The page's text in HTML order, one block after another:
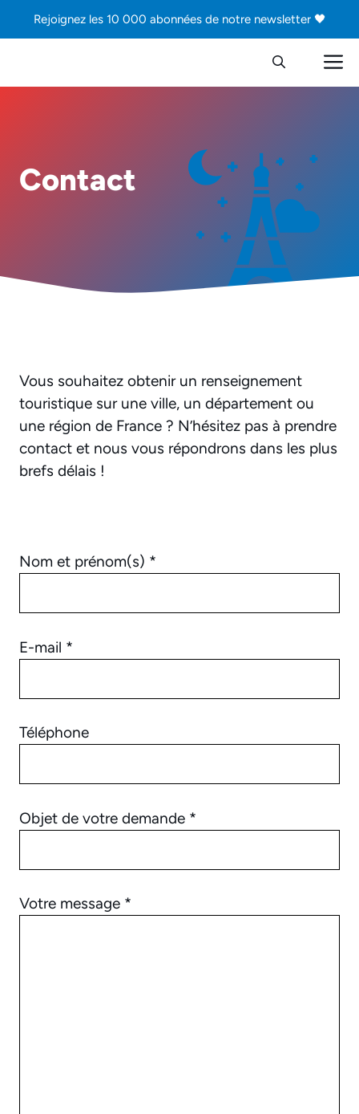
Rejoignez les 10 000 abonnées de notre newsletter 🖤
Contact
Vous souhaitez obtenir un renseignement
touristique sur une ville, un département ou
une région de France ? N’hésitez pas à prendre
contact et nous vous répondrons dans les plus
brefs délais !
Nom et prénom(s) *
E-mail *
Téléphone
Objet de votre demande *
Votre message *